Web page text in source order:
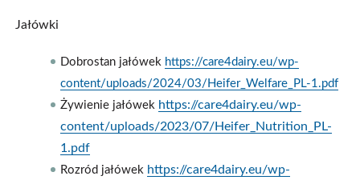
Jałówki
Dobrostan jałówek https://care4dairy.eu/wp-
content/uploads/2024/03/Heifer_Welfare_PL-1.pdf
Żywienie jałówek https://care4dairy.eu/wp-
content/uploads/2023/07/Heifer_Nutrition_PL-
1.pdf
Rozród jałówek https://care4dairy.eu/wp-